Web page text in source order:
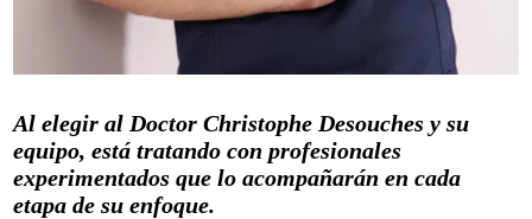
Al elegir al Doctor Christophe Desouches y su
equipo, está tratando con profesionales
experimentados que lo acompañarán en cada
etapa de su enfoque.